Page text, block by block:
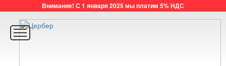
Внимание! С 1 января 2025 мы платим 5% НДС